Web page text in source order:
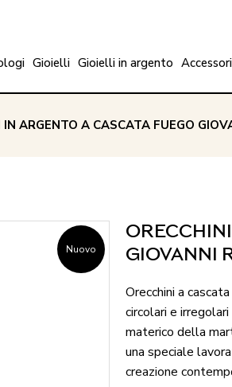
Gioielli Gioielli in argento Accessori
IN ARGENTO A CASCATA FUEGO
Nuovo
GIOVANNI
Orecchini a
circolari e
materico della
una speciale
creazione